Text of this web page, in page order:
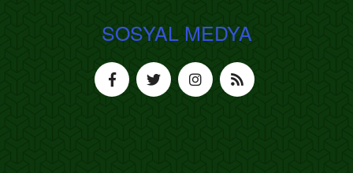
SOSYAL MEDYA